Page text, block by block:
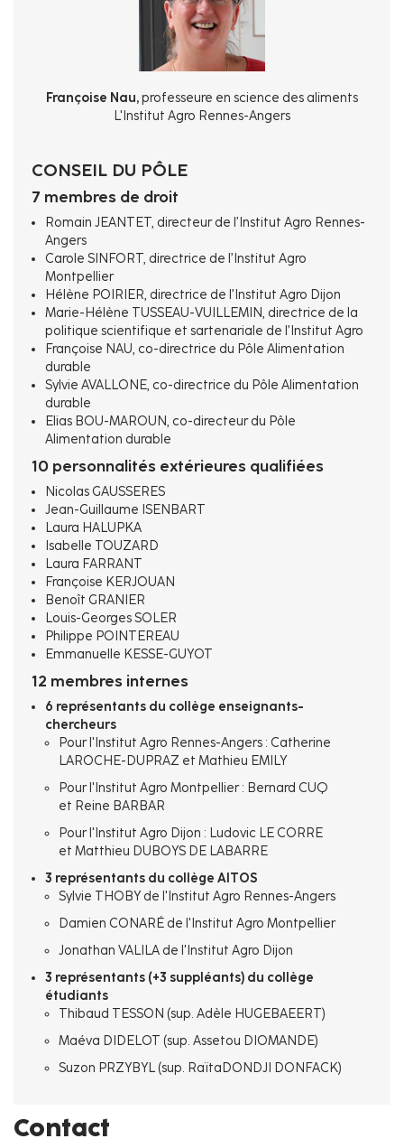
Françoise Nau,professeure en science des aliments
L'Institut Agro Rennes-Angers
CONSEIL DU PÔLE
7 membres de droit
Romain JEANTET, directeur de l’Institut Agro Rennes-
Angers
Carole SINFORT, directrice de l’Institut Agro
Montpellier
Hélène POIRIER, directrice de l’Institut Agro Dijon
Marie-Hélène TUSSEAU-VUILLEMIN, directrice de la
politique scientifique et sartenariale de l’Institut Agro
Françoise NAU, co-directrice du Pôle Alimentation
durable
Sylvie AVALLONE, co-directrice du Pôle Alimentation
durable
Elias BOU-MAROUN, co-directeur du Pôle
Alimentation durable
10 personnalités extérieures qualifiées
Nicolas GAUSSERES
Jean-Guillaume ISENBART
Laura HALUPKA
Isabelle TOUZARD
Laura FARRANT
Françoise KERJOUAN
Benoît GRANIER
Louis-Georges SOLER
Philippe POINTEREAU
Emmanuelle KESSE-GUYOT
12 membres internes
6 représentants du collège enseignants-
chercheurs
Pour l'Institut Agro Rennes-Angers : Catherine
LAROCHE-DUPRAZ et Mathieu EMILY
Pour l'Institut Agro Montpellier : Bernard CUQ
et Reine BARBAR
Pour l'Institut Agro Dijon : Ludovic LE CORRE
et Matthieu DUBOYS DE LABARRE
3 représentants du collège AITOS
Sylvie THOBY de l'Institut Agro Rennes-Angers
Damien CONARÉ de l'Institut Agro Montpellier
Jonathan VALILA de l'Institut Agro Dijon
3 représentants (+3 suppléants) du collège
étudiants
Thibaud TESSON (sup. Adèle HUGEBAEERT)
Maéva DIDELOT (sup. Assetou DIOMANDE)
Suzon PRZYBYL (sup. RaïtaDONDJI DONFACK)
Contact